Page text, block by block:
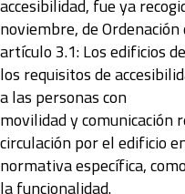
accesibilidad, fue ya
noviembre, de Ordenación
artículo 3.1: Los edificios
los requisitos de
a las personas con
movilidad y comunicación
circulación por el edificio
normativa específica,
la funcionalidad.